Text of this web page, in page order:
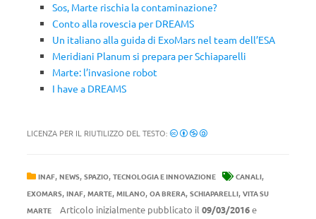
Sos, Marte rischia la contaminazione?
Conto alla rovescia per DREAMS
Un italiano alla guida di ExoMars nel team dell’ESA
Meridiani Planum si prepara per Schiaparelli
Marte: l’invasione robot
I have a DREAMS
LICENZA PER IL RIUTILIZZO DEL TESTO:
INAF, NEWS, SPAZIO, TECNOLOGIA E INNOVAZIONE CANALI,
EXOMARS, INAF, MARTE, MILANO, OA BRERA, SCHIAPARELLI, VITA SU
MARTE
Articolo inizialmente pubblicato il 09/03/2016e